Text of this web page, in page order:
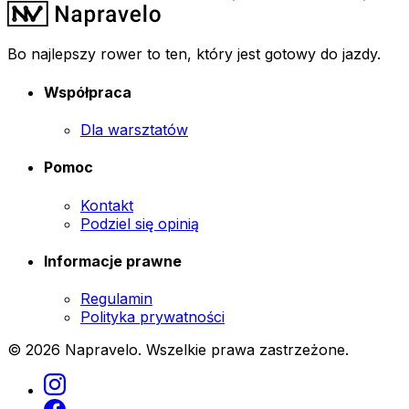
Bo najlepszy rower to ten, który jest gotowy do jazdy.
Współpraca
Dla warsztatów
Pomoc
Kontakt
Podziel się opinią
Informacje prawne
Regulamin
Polityka prywatności
© 2026 Napravelo. Wszelkie prawa zastrzeżone.